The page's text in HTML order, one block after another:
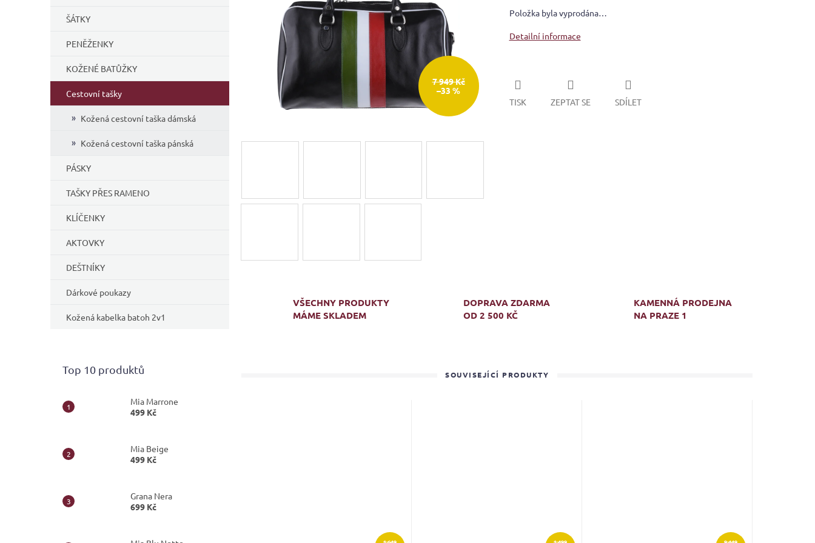
l
ŠÁTKY
PENĚŽENKY
KOŽENÉ BATŮŽKY
Cestovní tašky
Kožená cestovní taška dámská
Kožená cestovní taška pánská
PÁSKY
TAŠKY PŘES RAMENO
KLÍČENKY
AKTOVKY
DEŠTNÍKY
Dárkové poukazy
Kožená kabelka batoh 2v1
Top 10 produktů
Mia Marrone
499 Kč
Mia Beige
499 Kč
Grana Nera
699 Kč
7 949 Kč
–33 %
Položka byla vyprodána…
Detailní informace
TISK ZEPTAT SE SDÍLET
VŠECHNY PRODUKTY
MÁME SKLADEM
DOPRAVA ZDARMA
OD 2 500 KČ
KAMENNÁ PRODEJNA
NA PRAZE 1
SOUVISEJÍCÍ PRODUKTY